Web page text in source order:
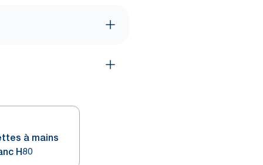
à mains
H80